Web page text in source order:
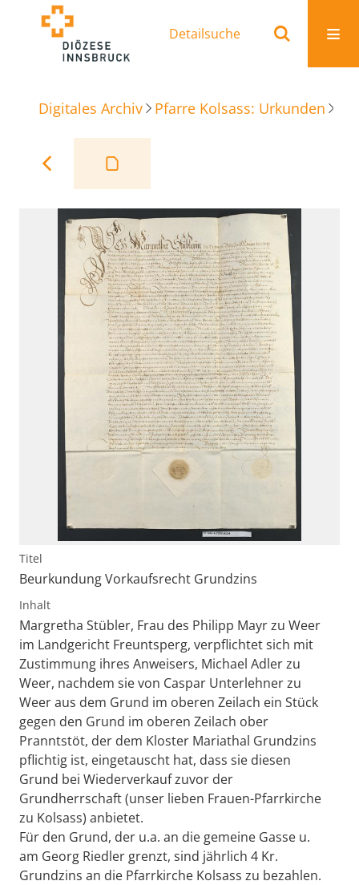
Detailsuche
Digitales Archiv Pfarre Kolsass: Urkunden
Titel
Beurkundung Vorkaufsrecht Grundzins
Inhalt
Margretha Stübler, Frau des Philipp Mayr zu Weer
im Landgericht Freuntsperg, verpflichtet sich mit
Zustimmung ihres Anweisers, Michael Adler zu
Weer, nachdem sie von Caspar Unterlehner zu
Weer aus dem Grund im oberen Zeilach ein Stück
gegen den Grund im oberen Zeilach ober
Pranntstöt, der dem Kloster Mariathal Grundzins
pflichtig ist, eingetauscht hat, dass sie diesen
Grund bei Wiederverkauf zuvor der
Grundherrschaft (unser lieben Frauen-Pfarrkirche
zu Kolsass) anbietet.
Für den Grund, der u.a. an die gemeine Gasse u.
am Georg Riedler grenzt, sind jährlich 4 Kr.
Grundzins an die Pfarrkirche Kolsass zu bezahlen.